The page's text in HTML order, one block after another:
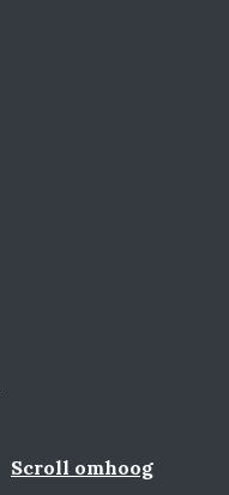
Scroll omhoog